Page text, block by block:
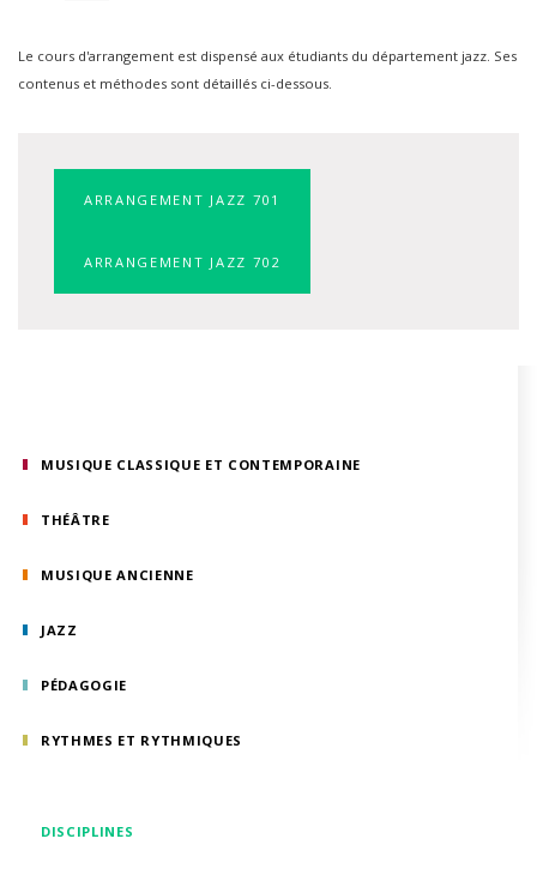
MUSIQUE CLASSIQUE ET CONTEMPORAINE
THÉÂTRE
MUSIQUE ANCIENNE
JAZZ
PÉDAGOGIE
RYTHMES ET RYTHMIQUES
DISCIPLINES
Le cours d'arrangement est dispensé aux étudiants du département jazz. Ses
contenus et méthodes sont détaillés ci-dessous.
ARRANGEMENT JAZZ 701
ARRANGEMENT JAZZ 702